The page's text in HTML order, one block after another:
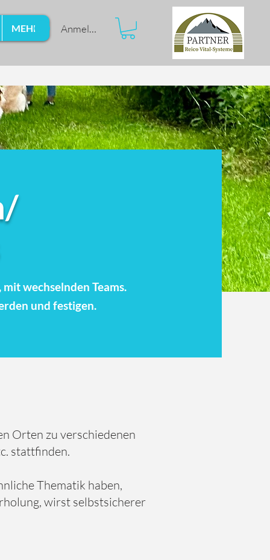
MEHR Anmelden
wechselnden Teams.
und festigen.
Orten zu verschiedenen
stattfinden.
Thematik haben,
wirst selbstsicherer